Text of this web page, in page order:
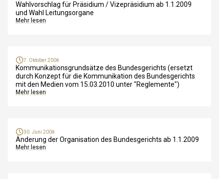
Wahlvorschlag für Präsidium / Vizepräsidium ab 1.1.2009
und Wahl Leitungsorgane
Mehr lesen
7. Oktober 2008
Kommunikationsgrundsätze des Bundesgerichts (ersetzt
durch Konzept für die Kommunikation des Bundesgerichts
mit den Medien vom 15.03.2010 unter "Reglemente")
Mehr lesen
30. Juni 2008
Änderung der Organisation des Bundesgerichts ab 1.1.2009
Mehr lesen